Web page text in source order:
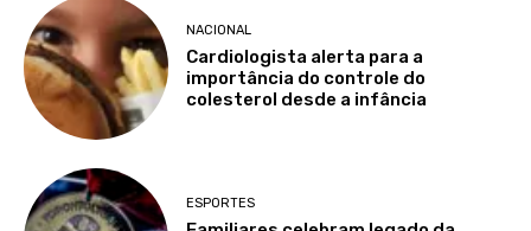
NACIONAL
Cardiologista alerta para a
importância do controle do
colesterol desde a infância
ESPORTES